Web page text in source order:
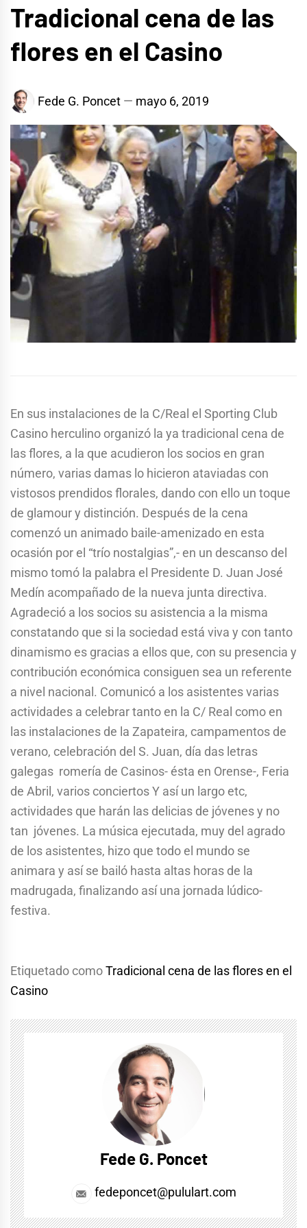
Tradicional cena de las
flores en el Casino
Fede G. Poncet mayo 6, 2019
En sus instalaciones de la C/Real el Sporting Club
Casino herculino organizó la ya tradicional cena de
las flores, a la que acudieron los socios en gran
número, varias damas lo hicieron ataviadas con
vistosos prendidos florales, dando con ello un toque
de glamour y distinción. Después de la cena
comenzó un animado baile-amenizado en esta
ocasión por el “trío nostalgias”,- en un descanso del
mismo tomó la palabra el Presidente D. Juan José
Medín acompañado de la nueva junta directiva.
Agradeció a los socios su asistencia a la misma
constatando que si la sociedad está viva y con tanto
dinamismo es gracias a ellos que, con su presencia y
contribución económica consiguen sea un referente
a nivel nacional. Comunicó a los asistentes varias
actividades a celebrar tanto en la C/ Real como en
las instalaciones de la Zapateira, campamentos de
verano, celebración del S. Juan, día das letras
galegas romería de Casinos- ésta en Orense-, Feria
de Abril, varios conciertos Y así un largo etc,
actividades que harán las delicias de jóvenes y no
tan jóvenes. La música ejecutada, muy del agrado
de los asistentes, hizo que todo el mundo se
animara y así se bailó hasta altas horas de la
madrugada, finalizando así una jornada lúdico-
festiva.
Etiquetado comoTradicional cena de las flores en el
Casino
Fede G. Poncet
fedeponcet@pululart.com